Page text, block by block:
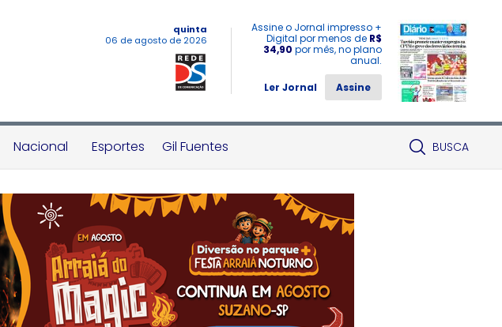
quinta
06 de agosto de 2026
Assine o Jornal impresso +
Digital por menos de R$
34,90 por mês, no plano
anual.
Ler Jornal
Assine
Nacional Esportes Gil Fuentes BUSCA